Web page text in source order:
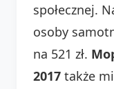
społecznej.
osoby
na 521 zł.
2017 także